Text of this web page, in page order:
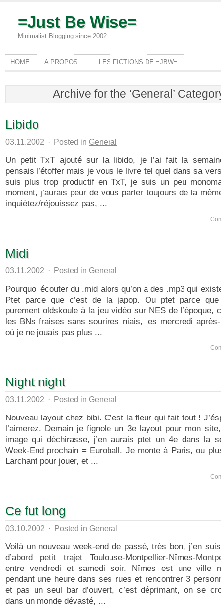
=Just Be Wise=
Minimalist Blogging since 2002
HOME A PROPOS .. LES FICTIONS DE =JBW=
Archive for the ‘General’
Libido
03.11.2002 · Posted in General
Un petit TxT ajouté sur la libido, je l’ai fait la
pensais l’étoffer mais je vous le livre tel quel dans sa
suis plus trop productif en TxT, je suis un peu
moment, j’aurais peur de vous parler toujours de la
inquiètez/réjouissez pas, ...
Midi
03.11.2002 · Posted in General
Pourquoi écouter du .mid alors qu’on a des .mp3 qui
Ptet parce que c’est de la japop. Ou ptet parce
purement oldskoule à la jeu vidéo sur NES de l’époque,
les BNs fraises sans sourires niais, les mercredi après-
où je ne jouais pas plus ...
Night night
03.11.2002 · Posted in General
Nouveau layout chez bibi. C’est la fleur qui fait tout !
l’aimerez. Demain je fignole un 3e layout pour mon
image qui déchirasse, j’en aurais ptet un 4e dans la
Week-End prochain = Euroball. Je monte à Paris, ou
Larchant pour jouer, et ...
Ce fut long
03.10.2002 · Posted in General
Voilà un nouveau week-end de passé, très bon, j’en
d’abord petit trajet Toulouse-Montpellier-Nîmes-
entre vendredi et samedi soir. Nîmes est une ville
pendant une heure dans ses rues et rencontrer 3
et pas un seul bar d’ouvert, c’est déprimant, on se
dans un monde dévasté, ...